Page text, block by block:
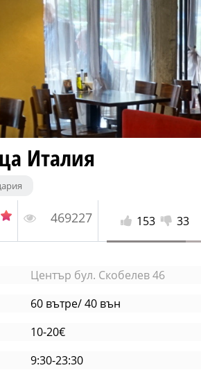
Банско
Италия
469227 153 33
Център бул. Скобелев 46
60 вътре/ 40 вън
10-20€
9:30-23:30